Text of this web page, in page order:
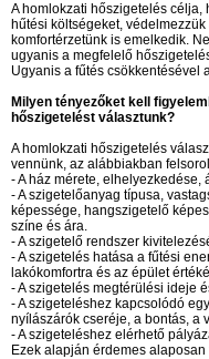
A homlokzati hőszigetelés célja,
hűtési költségeket,
komfortérzetünk is emelkedik.
ugyanis a megfelelő
Ugyanis a fűtés csökkentésével
Milyen tényezőket kell
hőszigetelést választunk?
A homlokzati hőszigetelés
vennünk, az alábbiakban
- A ház mérete,
- A szigetelőanyag típusa,
képessége, hangszigetelő
színe és ára.
- A szigetelő rendszer
- A szigetelés hatása a fűtési
lakókomfortra és az épület
- A szigetelés megtérülési ideje
- A szigeteléshez kapcsolódó
nyílászárók cseréje, a bontás, a
- A szigeteléshez elérhető
Ezek alapján érdemes